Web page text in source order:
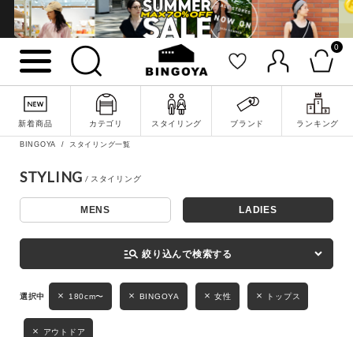
0
新着商品 カテゴリ スタイリング ブランド ランキング
詳細検索
キーワード
性別
MENS LADIES KIDS
BINGOYA スタイリング一覧
STYLING
MENS LADIES
manage_search 絞り込んで検索する
180cm〜 BINGOYA 女性 トップス
アウトドア